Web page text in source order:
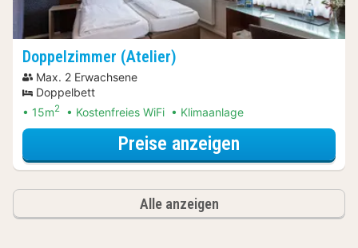
Doppelzimmer (Atelier)
Max. 2 Erwachsene
Doppelbett
15m2 Kostenfreies WiFi Klimaanlage
Preise anzeigen
Alle anzeigen